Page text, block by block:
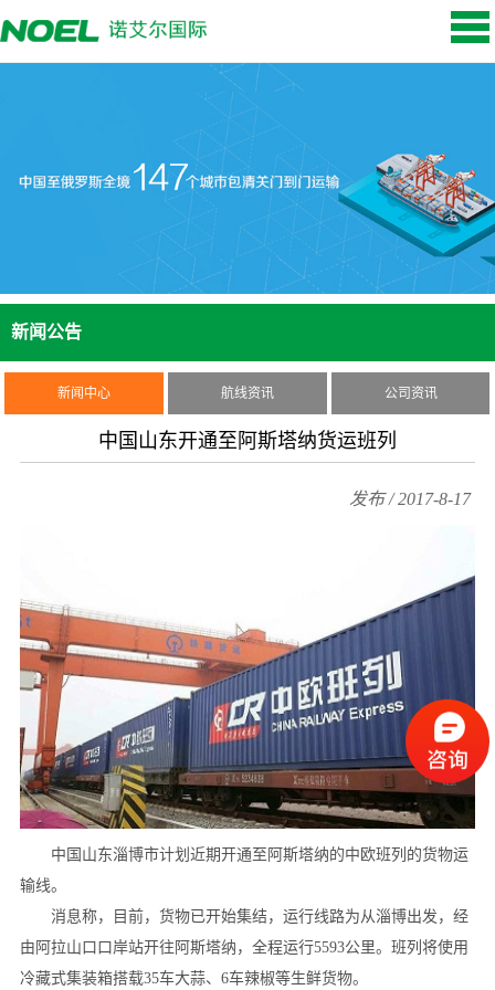
新闻公告
新闻中心 航线资讯 公司资讯
中国山东开通至阿斯塔纳货运班列
发布 / 2017-8-17
中国山东淄博市计划近期开通至阿斯塔纳的中欧班列的货物运
输线。
消息称，目前，货物已开始集结，运行线路为从淄博出发，经
由阿拉山口口岸站开往阿斯塔纳，全程运行5593公里。班列将使用
冷藏式集装箱搭载35车大蒜、6车辣椒等生鲜货物。